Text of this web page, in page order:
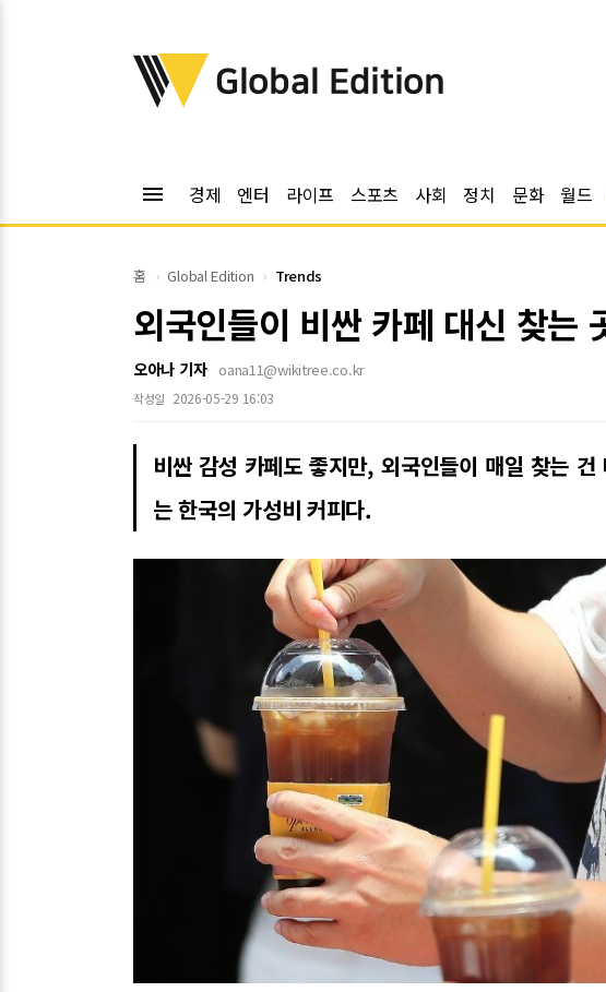
위키트리
Global Edition
menu 경제 엔터 라이프 스포츠 사회 정치 문화 월드
홈 Global Edition Trends
외국인들이 비싼 카페 대신 찾는
오아나 기자 oana11@wikitree.co.kr
작성일 2026-05-29 16:03
비싼 감성 카페도 좋지만, 외국인들이 매일 찾는
는 한국의 가성비 커피다.